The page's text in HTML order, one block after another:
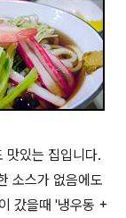
맛있는 집입니다.
소스가 없음에도
갔을때 '냉우동 +